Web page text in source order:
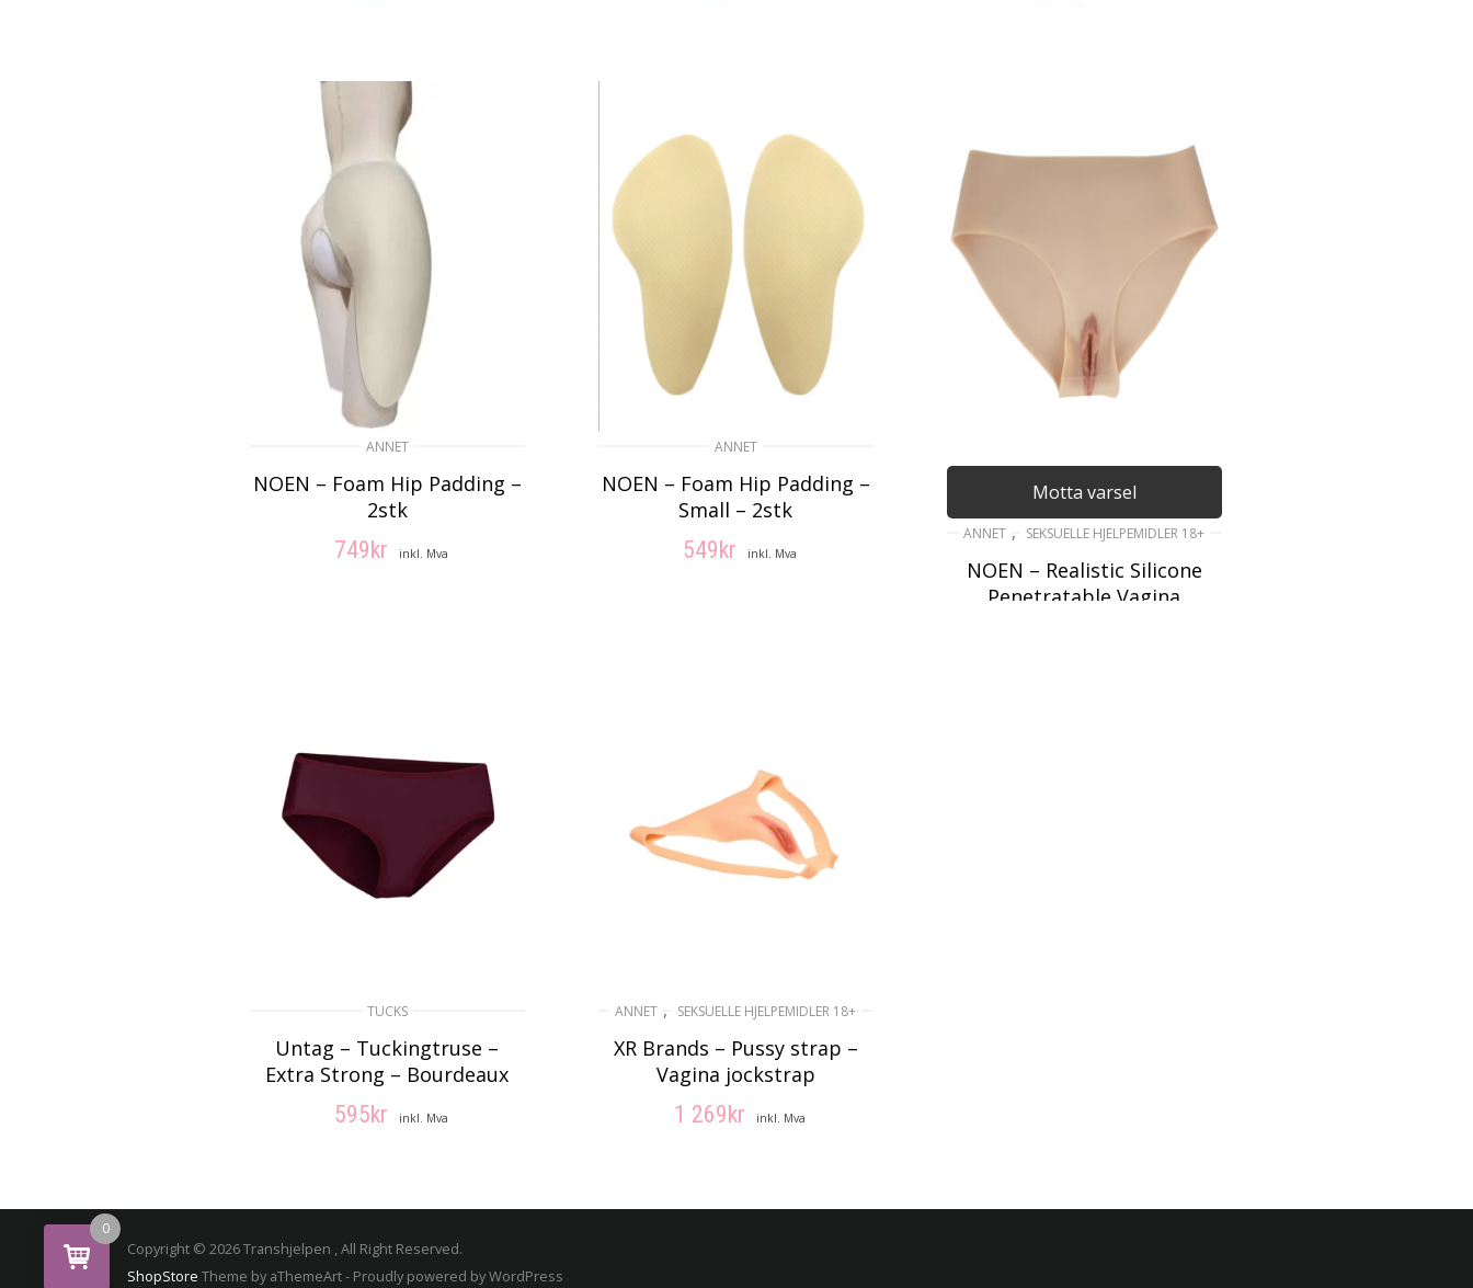
ANNET
NOEN – Foam Hip Padding –
2stk
749kr inkl. Mva
ANNET
NOEN – Foam Hip Padding –
Small – 2stk
549kr inkl. Mva
Motta varsel
ANNET , SEKSUELLE HJELPEMIDLER 18+
NOEN – Realistic Silicone
Penetratable Vagina
TUCKS
Untag – Tuckingtruse –
Extra Strong – Bourdeaux
595kr inkl. Mva
ANNET , SEKSUELLE HJELPEMIDLER 18+
XR Brands – Pussy strap –
Vagina jockstrap
1 269kr inkl. Mva
Copyright © 2026 Transhjelpen , All Right Reserved.
ShopStore Theme by aThemeArt - Proudly powered by WordPress
0